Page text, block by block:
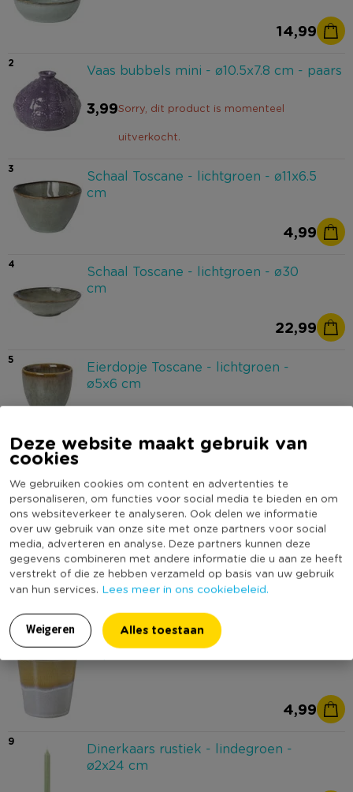
Deze website maakt gebruik van
cookies
We gebruiken cookies om content en advertenties te
personaliseren, om functies voor social media te bieden en om
ons websiteverkeer te analyseren. Ook delen we informatie
over uw gebruik van onze site met onze partners voor social
media, adverteren en analyse. Deze partners kunnen deze
gegevens combineren met andere informatie die u aan ze heeft
verstrekt of die ze hebben verzameld op basis van uw gebruik
van hun services. Lees meer in ons cookiebeleid.
Weigeren Alles toestaan
14,99
2 Vaas bubbels mini - ø10.5x7.8 cm - paars
3,99Sorry, dit product is momenteel
uitverkocht.
3
Schaal Toscane - lichtgroen - ø11x6.5
cm
4,99
4
Schaal Toscane - lichtgroen - ø30
cm
22,99
5
Eierdopje Toscane - lichtgroen -
ø5x6 cm
6
2,29
7 Schaal roots - oker - ø15.7x8.2 cm
8 Cup roots - oker - 230 ml
4,99
9
Dinerkaars rustiek - lindegroen -
ø2x24 cm